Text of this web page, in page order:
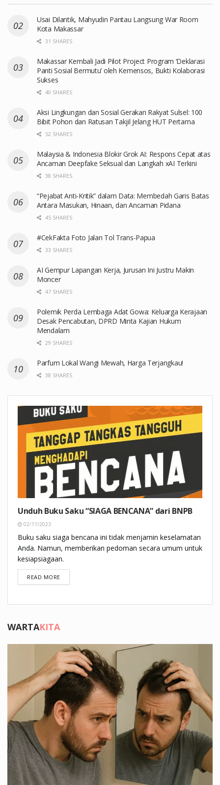
Usai Dilantik, Mahyudin Pantau Langsung War Room
Kota Makassar
31 SHARES
Makassar Kembali Jadi Pilot Project Program ‘Deklarasi
Panti Sosial Bermutu’ oleh Kemensos, Bukti Kolaborasi
Sukses
40 SHARES
Aksi Lingkungan dan Sosial Gerakan Rakyat Sulsel: 100
Bibit Pohon dan Ratusan Takjil Jelang HUT Pertama
52 SHARES
Malaysia & Indonesia Blokir Grok AI: Respons Cepat atas
Ancaman Deepfake Seksual dan Langkah xAI Terkini
38 SHARES
“Pejabat Anti-Kritik” dalam Data: Membedah Garis Batas
Antara Masukan, Hinaan, dan Ancaman Pidana
45 SHARES
#CekFakta Foto Jalan Tol Trans-Papua
33 SHARES
AI Gempur Lapangan Kerja, Jurusan Ini Justru Makin
Moncer
47 SHARES
Polemik Perda Lembaga Adat Gowa: Keluarga Kerajaan
Desak Pencabutan, DPRD Minta Kajian Hukum
Mendalam
29 SHARES
Parfum Lokal Wangi Mewah, Harga Terjangkau!
38 SHARES
Unduh Buku Saku “SIAGA BENCANA” dari BNPB
02/11/2023
Buku saku siaga bencana ini tidak menjamin keselamatan
Anda. Namun, memberikan pedoman secara umum untuk
kesiapsiagaan.
READ MOREDETAILS
WARTAKITA